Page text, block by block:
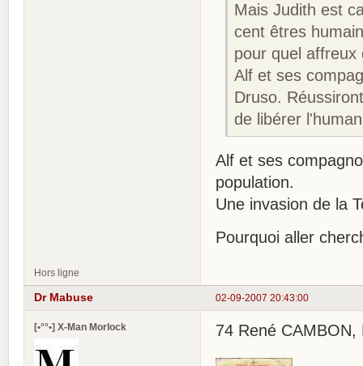
Mais Judith est
cent êtres
pour quel affreux
Alf et ses
Druso.
de libérer
Alf et ses
population.
Une invasion de la
Pourquoi aller
Hors ligne
02-09-2007 20:43:00
Dr Mabuse
[•°°•] X-Man Morlock 74 René